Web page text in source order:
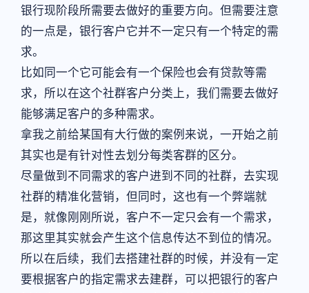
银行现阶段所需要去做好的重要方向。但需要注意
的一点是，银行客户它并不一定只有一个特定的需
求。
比如同一个它可能会有一个保险也会有贷款等需
求，所以在这个社群客户分类上，我们需要去做好
能够满足客户的多种需求。
拿我之前给某国有大行做的案例来说，一开始之前
其实也是有针对性去划分每类客群的区分。
尽量做到不同需求的客户进到不同的社群，去实现
社群的精准化营销，但同时，这也有一个弊端就
是，就像刚刚所说，客户不一定只会有一个需求，
那这里其实就会产生这个信息传达不到位的情况。
所以在后续，我们去搭建社群的时候，并没有一定
要根据客户的指定需求去建群，可以把银行的客户